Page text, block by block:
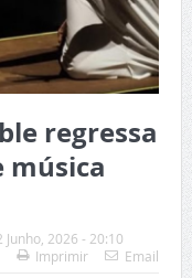
regressa
música
Junho, 2026 - 20:10
Imprimir
Email